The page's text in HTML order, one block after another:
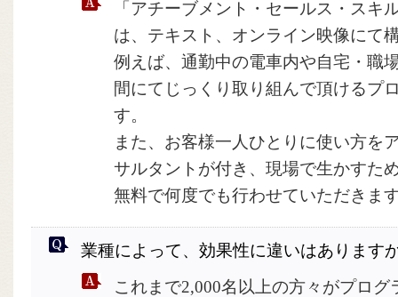
「アチーブメント・セールス・スキ
は、テキスト、オンライン映像にて
例えば、通勤中の電車内や自宅・職
間にてじっくり取り組んで頂けるプ
す。
また、お客様一人ひとりに使い方を
サルタントが付き、現場で生かすた
無料で何度でも行わせていただきま
業種によって、効果性に違いはあります
これまで2,000名以上の方々がプロ